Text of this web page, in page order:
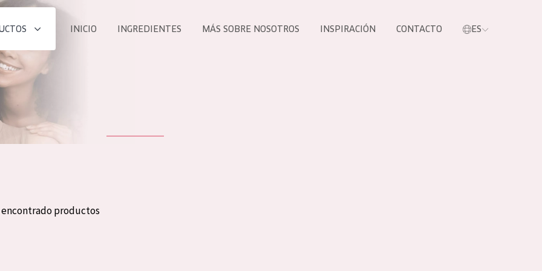
INICIO INGREDIENTES MÁS SOBRE NOSOTROS INSPIRACIÓN CONTACTO ES
encontrado productos